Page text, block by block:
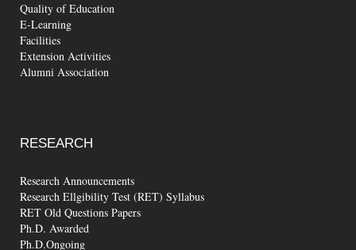
Quality of Education
E-Learning
Facilities
Extension Activities
Alumni Association
RESEARCH
Research Announcements
Research Ellgibility Test (RET) Syllabus
RET Old Questions Papers
Ph.D. Awarded
Ph.D.Ongoing